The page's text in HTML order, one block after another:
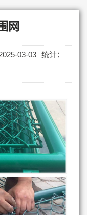
网
03-03 统计：